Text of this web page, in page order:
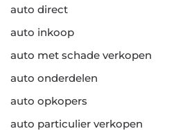
auto direct
auto inkoop
auto met schade verkopen
auto onderdelen
auto opkopers
auto particulier verkopen